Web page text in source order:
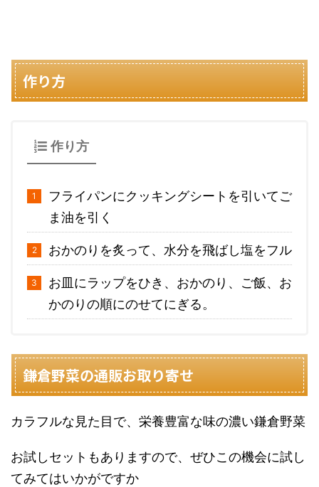
作り方
作り方
フライパンにクッキングシートを引いてご
ま油を引く
おかのりを炙って、水分を飛ばし塩をフル
お皿にラップをひき、おかのり、ご飯、お
かのりの順にのせてにぎる。
鎌倉野菜の通販お取り寄せ
カラフルな見た目で、栄養豊富な味の濃い鎌倉野菜
お試しセットもありますので、ぜひこの機会に試し
てみてはいかがですか